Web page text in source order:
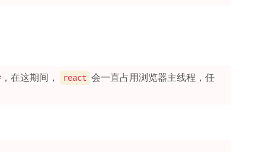
在这期间， react 会一直占用浏览器主线程，任